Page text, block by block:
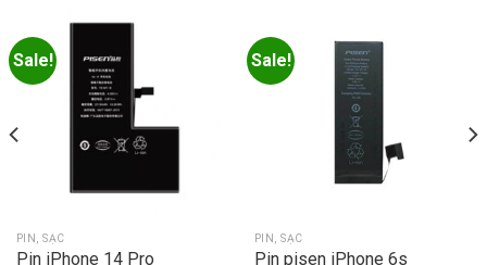
Sale!
PIN, SẠC
Pin iPhone 14 Pro
Sale!
PIN, SẠC
Pin pisen iPhone 6s